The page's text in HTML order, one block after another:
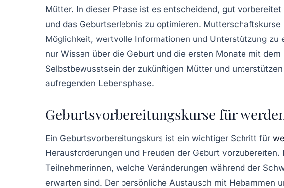
Mütter. In dieser Phase ist es entscheidend, gut
und das Geburtserlebnis zu optimieren. Mutterschaftskurse
Möglichkeit, wertvolle Informationen und Unterstützung zu
nur Wissen über die Geburt und die ersten Monate mit
Selbstbewusstsein der zukünftigen Mütter und
aufregenden Lebensphase.
Geburtsvorbereitungskurse für
Ein Geburtsvorbereitungskurs ist ein wichtiger Schritt für
Herausforderungen und Freuden der Geburt vorzubereiten.
Teilnehmerinnen, welche Veränderungen während der
erwarten sind. Der persönliche Austausch mit Hebammen